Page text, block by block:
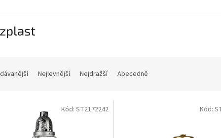
Nejlevnější Nejdražší Abecedně
Kód: ST2172242 Kód: